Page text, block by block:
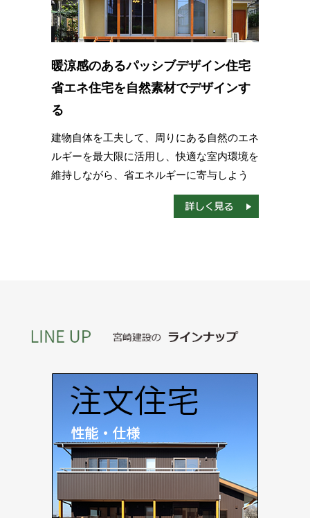
暖涼感のあるパッシブデザイン住宅
省エネ住宅を自然素材でデザインす
る
建物自体を工夫して、周りにある自然のエネ
ルギーを最大限に活用し、快適な室内環境を
維持しながら、省エネルギーに寄与しよう